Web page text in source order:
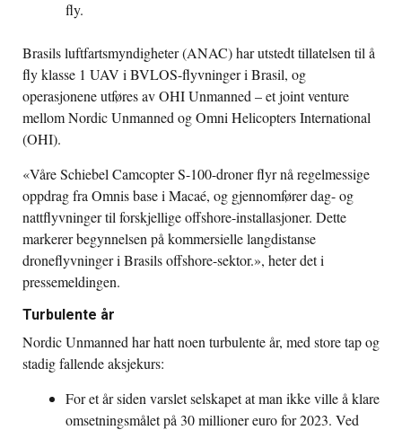
fly.
Brasils luftfartsmyndigheter(ANAC) har utstedt tillatelsen til å
fly klasse 1 UAV i BVLOS-flyvninger i Brasil, og
operasjonene utføres av OHI Unmanned – et joint venture
mellom Nordic Unmanned og Omni Helicopters International
(OHI).
«Våre Schiebel Camcopter S-100-droner flyr nå regelmessige
oppdrag fra Omnis base i Macaé, og gjennomfører dag- og
nattflyvninger til forskjellige offshore-installasjoner. Dette
markerer begynnelsen på kommersielle langdistanse
droneflyvninger i Brasils offshore-sektor.», heter det i
pressemeldingen.
Turbulente år
Nordic Unmanned har hatt noen turbulente år, med store tap og
stadig fallende aksjekurs:
For et år siden varslet selskapet at man ikke ville å klare
omsetningsmålet på 30 millioner euro for 2023. Ved